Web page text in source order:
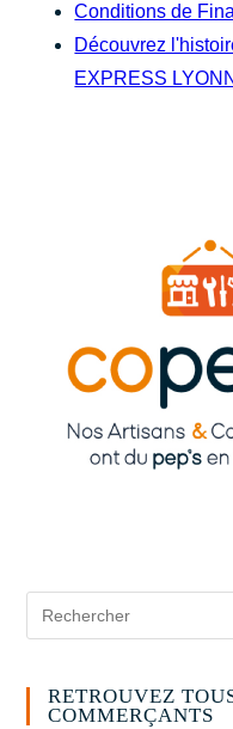
Conditions de
Découvrez
EXPRESS
RETROUVEZ
COMMERÇANTS